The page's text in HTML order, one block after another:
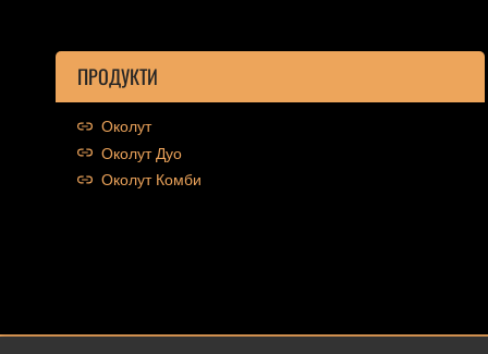
ПРОДУКТИ
Околут
Околут Дуо
Околут Комби